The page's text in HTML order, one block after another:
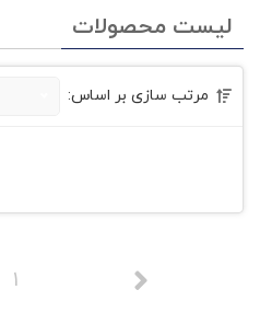
لیست محصولات
مرتب سازی بر اساس:
1